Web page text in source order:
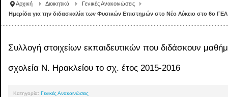
Αρχική Διοικητικά
Γενικές Ανακοινώσεις
Ημερίδα για την διδασκαλία των Φυσικών Επιστημών στο Νέο Λύκειο στο 6ο ΓΕΛ
Συλλογή στοιχείων εκπαιδευτικών που διδάσκουν
σχολεία Ν. Ηρακλείου το σχ. έτος 2015-2016
Κατηγορία:Γενικές Ανακοινώσεις